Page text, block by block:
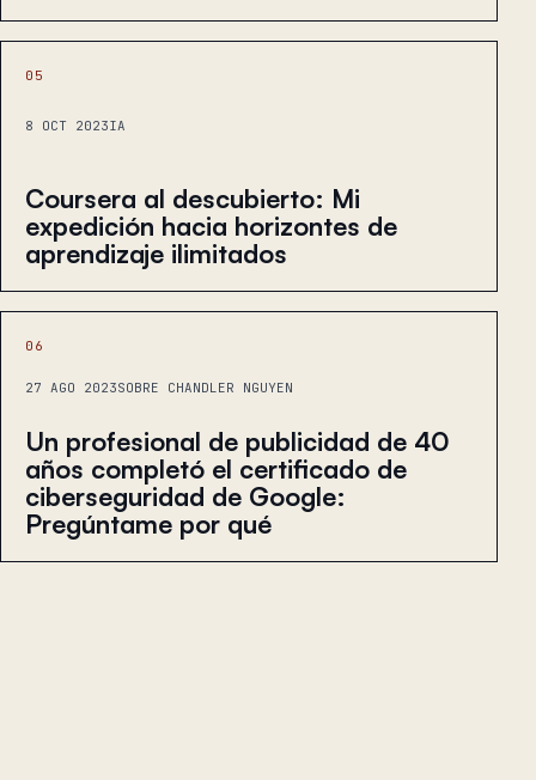
05
8 OCT 2023IA
Coursera al descubierto: Mi
expedición hacia horizontes de
aprendizaje ilimitados
06
27 AGO 2023SOBRE CHANDLER NGUYEN
Un profesional de publicidad de 40
años completó el certificado de
ciberseguridad de Google:
Pregúntame por qué